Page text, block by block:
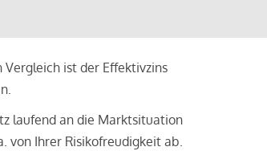
Vergleich ist der Effektivzins
laufend an die Marktsituation
von Ihrer Risikofreudigkeit ab.